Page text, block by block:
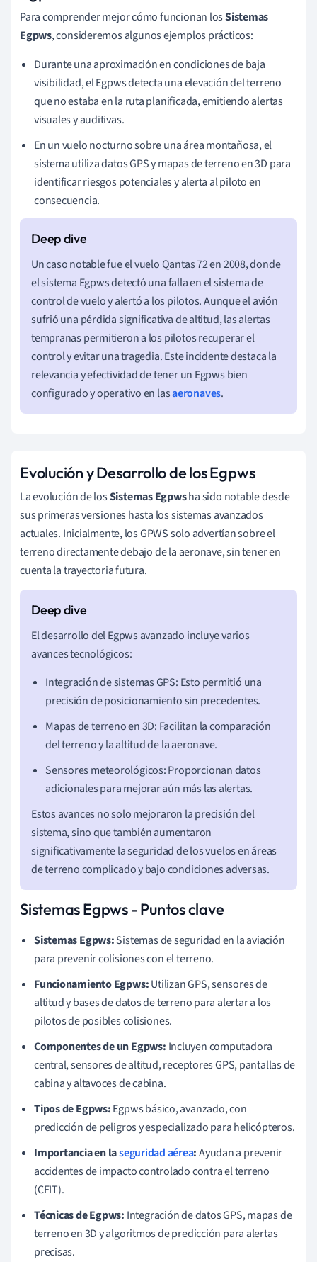
Para comprender mejor cómo funcionan losSistemas
Egpws, consideremos algunos ejemplos prácticos:
Durante una aproximación en condiciones de baja
visibilidad, el Egpws detecta una elevación del terreno
que no estaba en la ruta planificada, emitiendo alertas
visuales y auditivas.
En un vuelo nocturno sobre una área montañosa, el
sistema utiliza datos GPS y mapas de terreno en 3D para
identificar riesgos potenciales y alerta al piloto en
consecuencia.
Un caso notable fue el vuelo Qantas 72 en 2008, donde
el sistema Egpws detectó una falla en el sistema de
control de vuelo y alertó a los pilotos. Aunque el avión
sufrió una pérdida significativa de altitud, las alertas
tempranas permitieron a los pilotos recuperar el
control y evitar una tragedia. Este incidente destaca la
relevancia y efectividad de tener un Egpws bien
configurado y operativo en lasaeronaves.
Evolución y Desarrollo de los Egpws
La evolución de losSistemas Egpwsha sido notable desde
sus primeras versiones hasta los sistemas avanzados
actuales. Inicialmente, los GPWS solo advertían sobre el
terreno directamente debajo de la aeronave, sin tener en
cuenta la trayectoria futura.
El desarrollo del Egpws avanzado incluye varios
avances tecnológicos:
Integración de sistemas GPS: Esto permitió una
precisión de posicionamiento sin precedentes.
Mapas de terreno en 3D: Facilitan la comparación
del terreno y la altitud de la aeronave.
Sensores meteorológicos: Proporcionan datos
adicionales para mejorar aún más las alertas.
Estos avances no solo mejoraron la precisión del
sistema, sino que también aumentaron
significativamente la seguridad de los vuelos en áreas
de terreno complicado y bajo condiciones adversas.
Sistemas Egpws - Puntos clave
Sistemas Egpws:Sistemas de seguridad en la aviación
para prevenir colisiones con el terreno.
Funcionamiento Egpws:Utilizan GPS, sensores de
altitud y bases de datos de terreno para alertar a los
pilotos de posibles colisiones.
Componentes de un Egpws: Incluyen computadora
central, sensores de altitud, receptores GPS, pantallas de
cabina y altavoces de cabina.
Tipos de Egpws:Egpws básico, avanzado, con
predicción de peligros y especializado para helicópteros.
Importancia en laseguridad aérea:Ayudan a prevenir
accidentes de impacto controlado contra el terreno
(CFIT).
Técnicas de Egpws: Integración de datos GPS, mapas de
terreno en 3D y algoritmos de predicción para alertas
precisas.